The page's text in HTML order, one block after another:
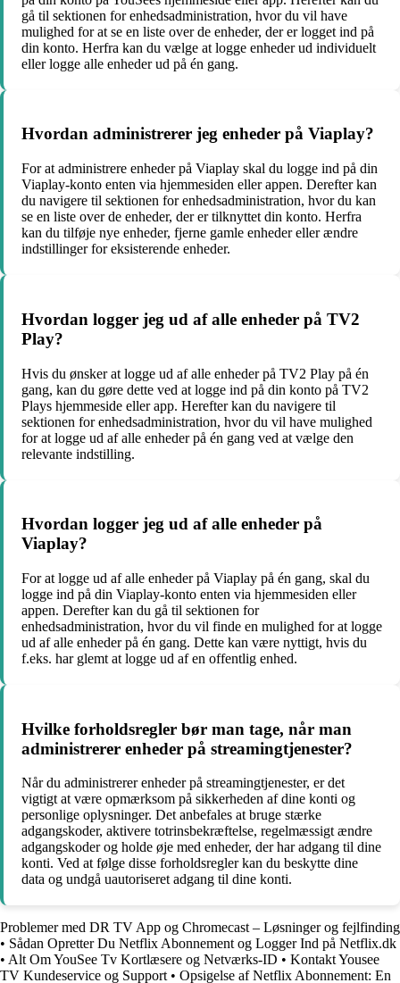
gå til sektionen for enhedsadministration, hvor du vil have
mulighed for at se en liste over de enheder, der er logget ind på
din konto. Herfra kan du vælge at logge enheder ud individuelt
eller logge alle enheder ud på én gang.
Hvordan administrerer jeg enheder på Viaplay?
For at administrere enheder på Viaplay skal du logge ind på din
Viaplay-konto enten via hjemmesiden eller appen. Derefter kan
du navigere til sektionen for enhedsadministration, hvor du kan
se en liste over de enheder, der er tilknyttet din konto. Herfra
kan du tilføje nye enheder, fjerne gamle enheder eller ændre
indstillinger for eksisterende enheder.
Hvordan logger jeg ud af alle enheder på TV2
Play?
Hvis du ønsker at logge ud af alle enheder på TV2 Play på én
gang, kan du gøre dette ved at logge ind på din konto på TV2
Plays hjemmeside eller app. Herefter kan du navigere til
sektionen for enhedsadministration, hvor du vil have mulighed
for at logge ud af alle enheder på én gang ved at vælge den
relevante indstilling.
Hvordan logger jeg ud af alle enheder på
Viaplay?
For at logge ud af alle enheder på Viaplay på én gang, skal du
logge ind på din Viaplay-konto enten via hjemmesiden eller
appen. Derefter kan du gå til sektionen for
enhedsadministration, hvor du vil finde en mulighed for at logge
ud af alle enheder på én gang. Dette kan være nyttigt, hvis du
f.eks. har glemt at logge ud af en offentlig enhed.
Hvilke forholdsregler bør man tage, når man
administrerer enheder på streamingtjenester?
Når du administrerer enheder på streamingtjenester, er det
vigtigt at være opmærksom på sikkerheden af dine konti og
personlige oplysninger. Det anbefales at bruge stærke
adgangskoder, aktivere totrinsbekræftelse, regelmæssigt ændre
adgangskoder og holde øje med enheder, der har adgang til dine
konti. Ved at følge disse forholdsregler kan du beskytte dine
data og undgå uautoriseret adgang til dine konti.
Problemer med DR TV App og Chromecast – Løsninger og fejlfinding
• Sådan Opretter Du Netflix Abonnement og Logger Ind på Netflix.dk
• Alt Om YouSee Tv Kortlæsere og Netværks-ID • Kontakt Yousee
TV Kundeservice og Support • Opsigelse af Netflix Abonnement: En